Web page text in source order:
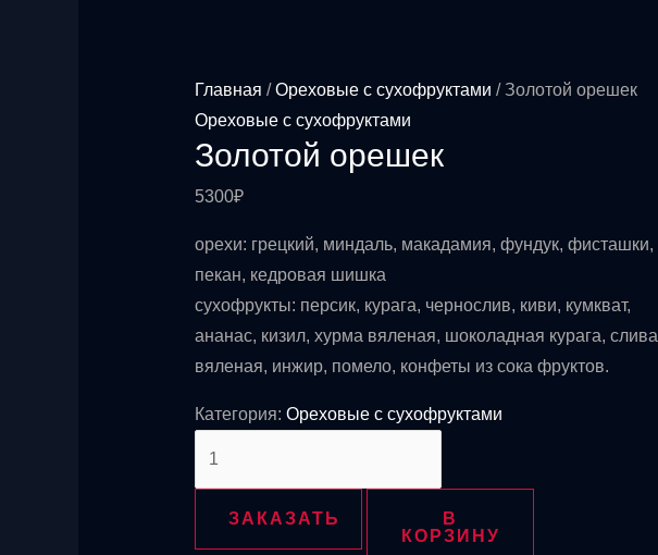
Главная /Ореховые с сухофруктами / Золотой орешек
Ореховые с сухофруктами
Золотой орешек
5300₽
орехи: грецкий, миндаль, макадамия, фундук, фисташки,
пекан, кедровая шишка
сухофрукты: персик, курага, чернослив, киви, кумкват,
ананас, кизил, хурма вяленая, шоколадная курага, слива
вяленая, инжир, помело, конфеты из сока фруктов.
Категория: Ореховые с сухофруктами
ЗАКАЗАТЬ
В
КОРЗИНУ